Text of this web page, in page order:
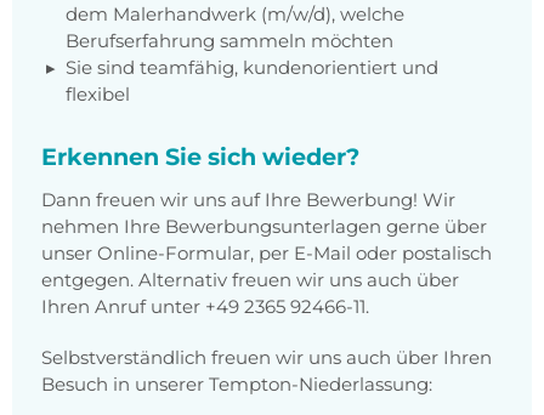
dem Malerhandwerk (m/w/d), welche
Berufserfahrung sammeln möchten
Sie sind teamfähig, kundenorientiert und
flexibel
Erkennen Sie sich wieder?
Dann freuen wir uns auf Ihre Bewerbung! Wir
nehmen Ihre Bewerbungsunterlagen gerne über
unser Online-Formular, per E-Mail oder postalisch
entgegen. Alternativ freuen wir uns auch über
Ihren Anruf unter +49 2365 92466-11.
Selbstverständlich freuen wir uns auch über Ihren
Besuch in unserer Tempton-Niederlassung: